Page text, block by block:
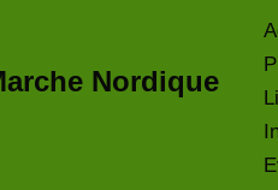
Nordique